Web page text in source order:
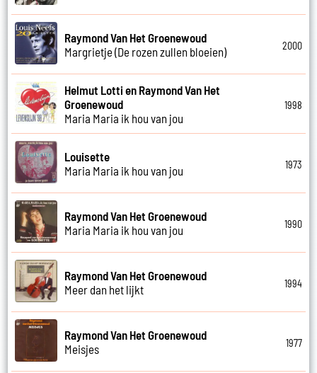
Raymond Van Het Groenewoud
Margrietje (De rozen zullen bloeien)
2000
Helmut Lotti en Raymond Van Het
Groenewoud
Maria Maria ik hou van jou
1998
Louisette
Maria Maria ik hou van jou
1973
Raymond Van Het Groenewoud
Maria Maria ik hou van jou
1990
Raymond Van Het Groenewoud
Meer dan het lijkt
1994
Raymond Van Het Groenewoud
Meisjes
1977